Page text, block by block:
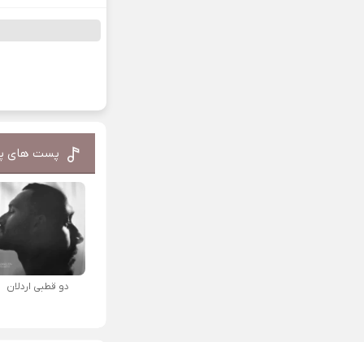
پست های
دو قطبی اردلان